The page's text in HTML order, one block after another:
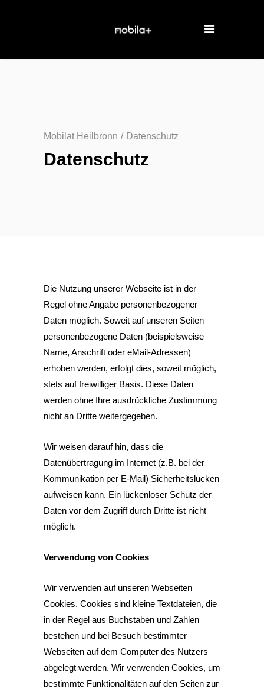
Mobilat Heilbronn / Datenschutz
Datenschutz
Die Nutzung unserer Webseite ist in der
Regel ohne Angabe personenbezogener
Daten möglich. Soweit auf unseren Seiten
personenbezogene Daten (beispielsweise
Name, Anschrift oder eMail-Adressen)
erhoben werden, erfolgt dies, soweit möglich,
stets auf freiwilliger Basis. Diese Daten
werden ohne Ihre ausdrückliche Zustimmung
nicht an Dritte weitergegeben.
Wir weisen darauf hin, dass die
Datenübertragung im Internet (z.B. bei der
Kommunikation per E-Mail) Sicherheitslücken
aufweisen kann. Ein lückenloser Schutz der
Daten vor dem Zugriff durch Dritte ist nicht
möglich.
Verwendung von Cookies
Wir verwenden auf unseren Webseiten
Cookies. Cookies sind kleine Textdateien, die
in der Regel aus Buchstaben und Zahlen
bestehen und bei Besuch bestimmter
Webseiten auf dem Computer des Nutzers
abgelegt werden. Wir verwenden Cookies, um
bestimmte Funktionalitäten auf den Seiten zur